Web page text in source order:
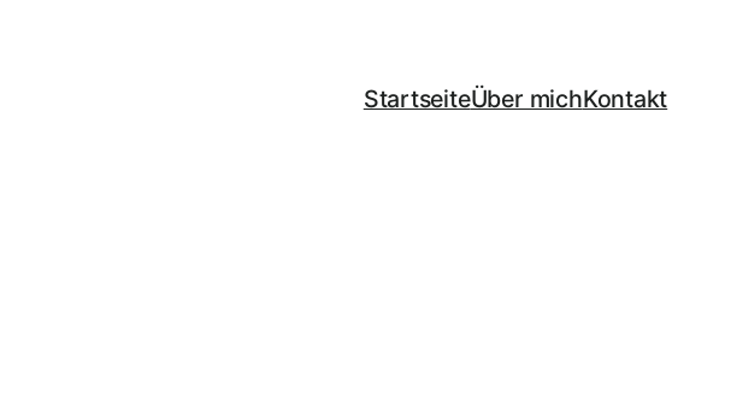
StartseiteÜber michKontakt